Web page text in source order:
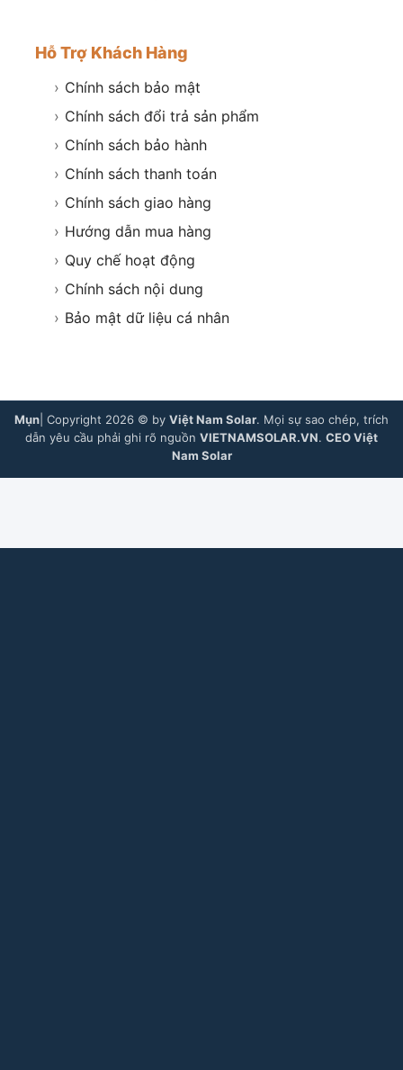
Hỗ Trợ Khách Hàng
› Chính sách bảo mật
› Chính sách đổi trả sản phẩm
› Chính sách bảo hành
› Chính sách thanh toán
› Chính sách giao hàng
› Hướng dẫn mua hàng
› Quy chế hoạt động
› Chính sách nội dung
› Bảo mật dữ liệu cá nhân
Mụn | Copyright 2026 © by Việt Nam Solar. Mọi sự sao chép, trích
dẫn yêu cầu phải ghi rõ nguồn VIETNAMSOLAR.VN. CEO Việt
Nam Solar